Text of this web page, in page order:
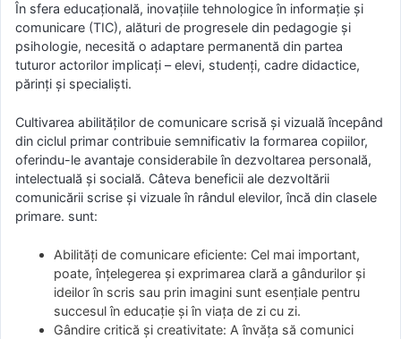
În sfera educațională, inovațiile tehnologice în informație și
comunicare (TIC), alături de progresele din pedagogie și
psihologie, necesită o adaptare permanentă din partea
tuturor actorilor implicați – elevi, studenți, cadre didactice,
părinți și specialiști.
Cultivarea abilităților de comunicare scrisă și vizuală începând
din ciclul primar contribuie semnificativ la formarea copiilor,
oferindu-le avantaje considerabile în dezvoltarea personală,
intelectuală și socială. Câteva beneficii ale dezvoltării
comunicării scrise și vizuale în rândul elevilor, încă din clasele
primare. sunt:
Abilități de comunicare eficiente: Cel mai important,
poate, înțelegerea și exprimarea clară a gândurilor și
ideilor în scris sau prin imagini sunt esențiale pentru
succesul în educație și în viața de zi cu zi.
Gândire critică și creativitate: A învăța să comunici